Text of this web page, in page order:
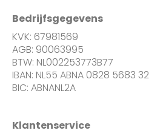
Bedrijfsgegevens
KVK: 67981569
AGB: 90063995
BTW: NL002253773B77
IBAN: NL55 ABNA 0828 5683 32
BIC: ABNANL2A
Klantenservice